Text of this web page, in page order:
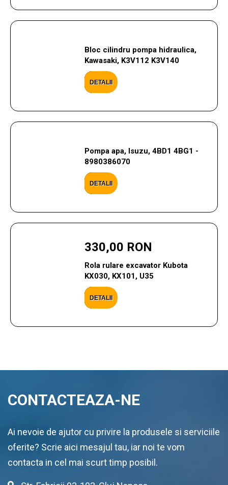
Bloc cilindru pompa hidraulica,
Kawasaki, K3V112 K3V140
DETALII
Pompa apa, Isuzu, 4BD1 4BG1 -
8980386070
DETALII
330,00 RON
Rola rulare excavator Kubota
KX030, KX101, U35
DETALII
CONTACTEAZA-NE
Ai nevoie de ajutor cu privire la produsele si serviciile
oferite? Scrie aici mesajul tau, iar noi te vom
contacta in cel mai scurt timp posibil.